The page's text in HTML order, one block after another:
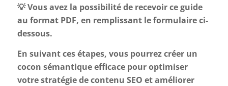
💡 Vous avez la possibilité de recevoir ce guide
au format PDF, en remplissant le formulaire ci-
dessous.
En suivant ces étapes, vous pourrez créer un
cocon sémantique efficace pour optimiser
votre stratégie de contenu SEO et améliorer